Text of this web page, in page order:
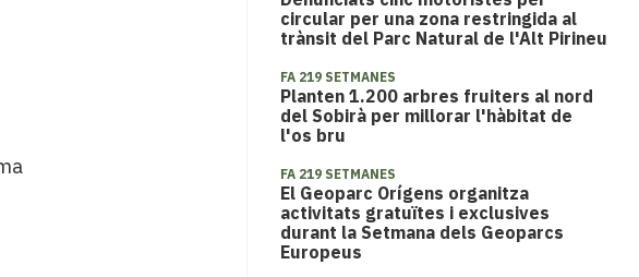
circular per una zona restringida al
trànsit del Parc Natural de l'Alt Pirineu
FA 219 SETMANES
Planten 1.200 arbres fruiters al nord
del Sobirà per millorar l'hàbitat de
l'os bru
FA 219 SETMANES
El Geoparc Orígens organitza
activitats gratuïtes i exclusives
durant la Setmana dels Geoparcs
Europeus